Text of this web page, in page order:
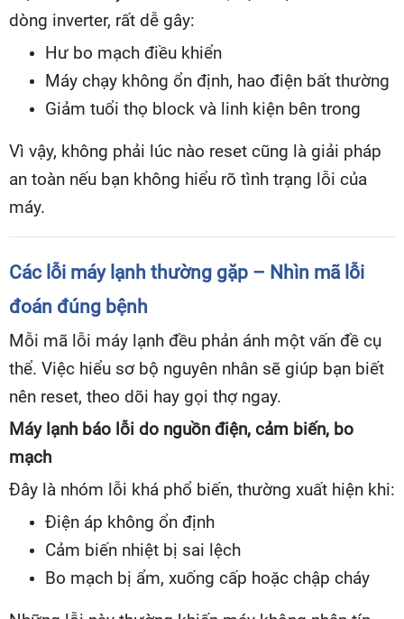
dòng inverter, rất dễ gây:
Hư bo mạch điều khiển
Máy chạy không ổn định, hao điện bất thường
Giảm tuổi thọ block và linh kiện bên trong
Vì vậy, không phải lúc nào reset cũng là giải pháp
an toàn nếu bạn không hiểu rõ tình trạng lỗi của
máy.
Các lỗi máy lạnh thường gặp – Nhìn mã lỗi
đoán đúng bệnh
Mỗi mã lỗi máy lạnh đều phản ánh một vấn đề cụ
thể. Việc hiểu sơ bộ nguyên nhân sẽ giúp bạn biết
nên reset, theo dõi hay gọi thợ ngay.
Máy lạnh báo lỗi do nguồn điện, cảm biến, bo
mạch
Đây là nhóm lỗi khá phổ biến, thường xuất hiện khi:
Điện áp không ổn định
Cảm biến nhiệt bị sai lệch
Bo mạch bị ẩm, xuống cấp hoặc chập cháy